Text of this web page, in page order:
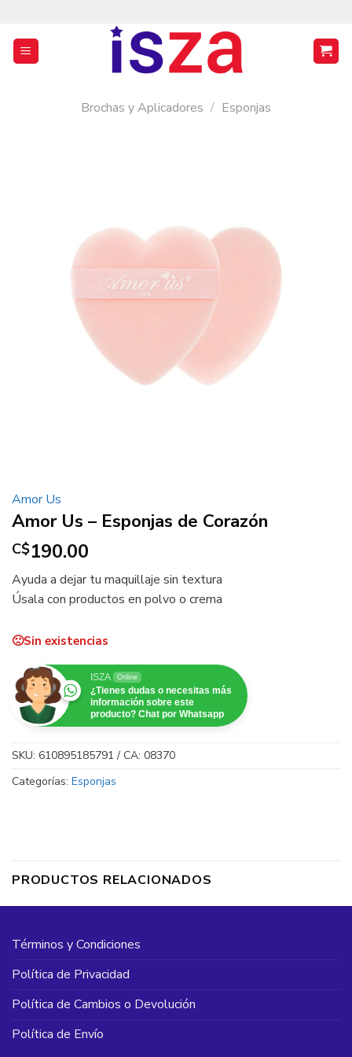
contenido
Brochas y Aplicadores / Esponjas
Amor Us
Amor Us – Esponjas de Corazón
C$190.00
Ayuda a dejar tu maquillaje sin textura
Úsala con productos en polvo o crema
Sin existencias
ISZA Online
¿Tienes dudas o necesitas más
información sobre este
producto? Chat por Whatsapp
SKU: 610895185791 / CA: 08370
Categorías: Esponjas
PRODUCTOS RELACIONADOS
Términos y Condiciones
Política de Privacidad
Política de Cambios o Devolución
Política de Envío